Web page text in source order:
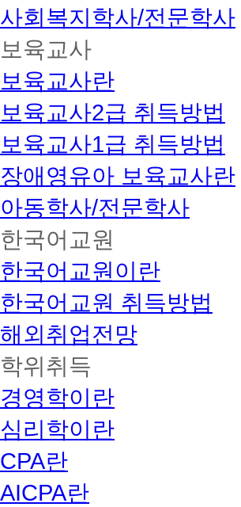
사회복지학사/전문학사
보육교사
보육교사란
보육교사2급 취득방법
보육교사1급 취득방법
장애영유아 보육교사란
아동학사/전문학사
한국어교원
한국어교원이란
한국어교원 취득방법
해외취업전망
학위취득
경영학이란
심리학이란
CPA란
AICPA란